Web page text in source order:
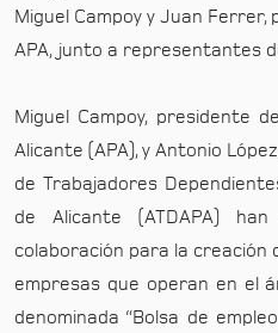
Miguel Campoy y Juan
APA, junto a representantes
Miguel Campoy, presidente
Alicante (APA), y Antonio
de Trabajadores
de Alicante (ATDAPA)
colaboración para la creación
empresas que operan en el
denominada “Bolsa de